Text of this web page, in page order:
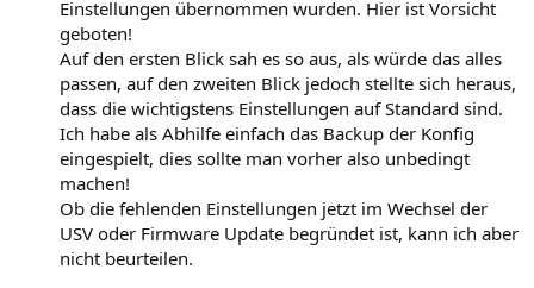
Einstellungen übernommen wurden. Hier ist Vorsicht
geboten!
Auf den ersten Blick sah es so aus, als würde das alles
passen, auf den zweiten Blick jedoch stellte sich heraus,
dass die wichtigstens Einstellungen auf Standard sind.
Ich habe als Abhilfe einfach das Backup der Konfig
eingespielt, dies sollte man vorher also unbedingt
machen!
Ob die fehlenden Einstellungen jetzt im Wechsel der
USV oder Firmware Update begründet ist, kann ich aber
nicht beurteilen.